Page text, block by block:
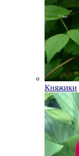
Княжики